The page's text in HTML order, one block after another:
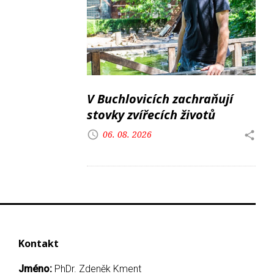
V Buchlovicích zachraňují
stovky zvířecích životů
06. 08. 2026
Kontakt
Jméno: PhDr. Zdeněk Kment